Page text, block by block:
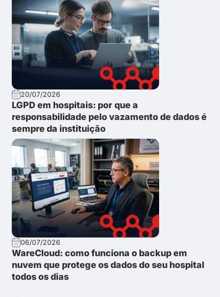
20/07/2026
LGPD em hospitais: por que a
responsabilidade pelo vazamento de dados é
sempre da instituição
06/07/2026
WareCloud: como funciona o backup em
nuvem que protege os dados do seu hospital
todos os dias